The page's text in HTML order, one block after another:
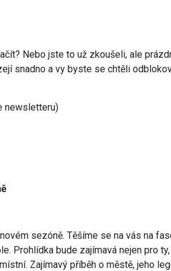
Nebo jste to už zkoušeli, ale
snadno a vy byste se chtěli
newsletteru)
sezóně. Těšíme se na vás na
Prohlídka bude zajímavá nejen pro
Zajímavý příběh o městě, jeho